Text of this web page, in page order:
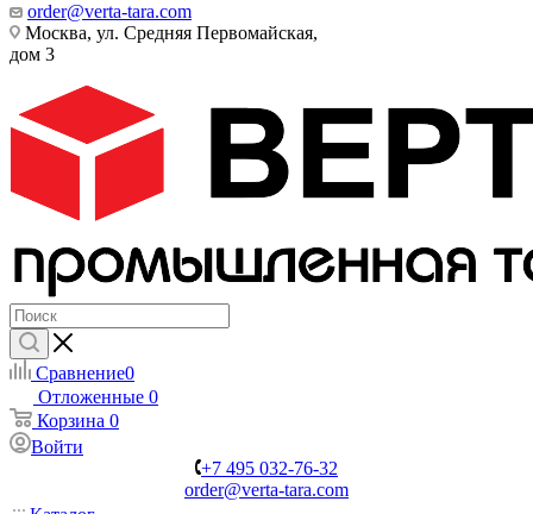
order@verta-tara.com
Москва, ул. Средняя Первомайская,
дом 3
Сравнение0
Отложенные 0
Корзина 0
Войти
+7 495 032-76-32
order@verta-tara.com